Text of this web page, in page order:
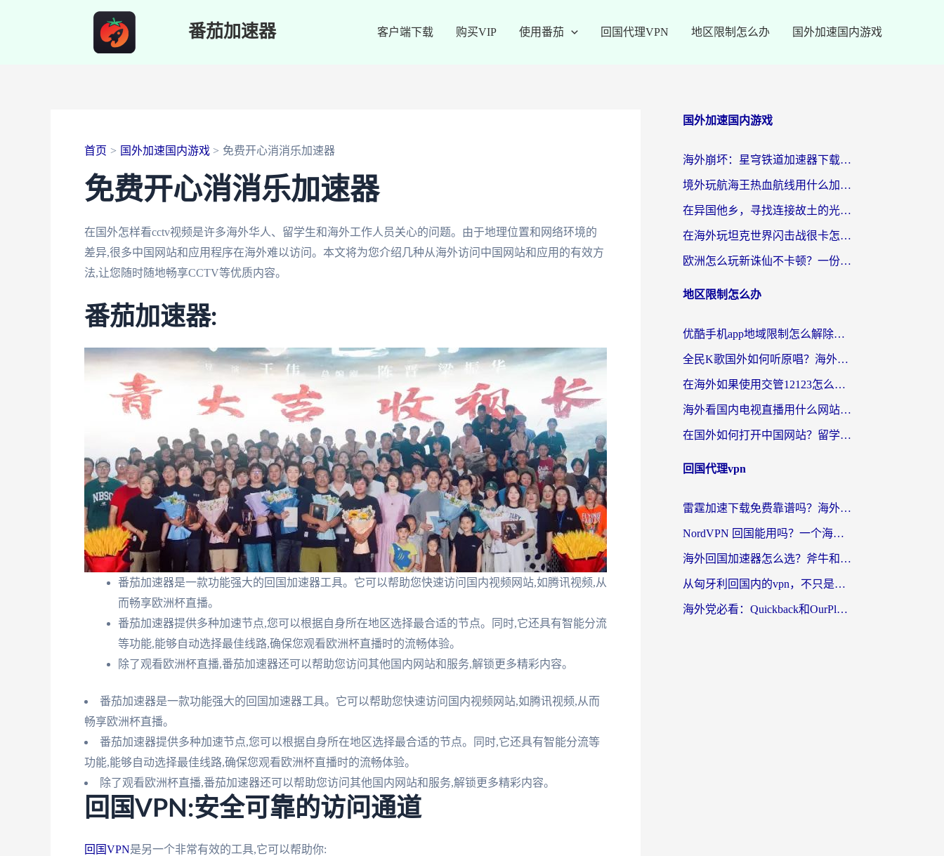
番茄加速器 客户端下载 购买VIP 使用番茄 回国代理VPN 地区限制怎么办 国外加速国内游戏
首页 国外加速国内游戏 免费开心消消乐加速器
免费开心消消乐加速器
在国外怎样看cctv视频是许多海外华人、留学生和海外工作人员关心的问题。由于地理位置和网络环境的
差异,很多中国网站和应用程序在海外难以访问。本文将为您介绍几种从海外访问中国网站和应用的有效方
法,让您随时随地畅享CCTV等优质内容。
番茄加速器:
番茄加速器是一款功能强大的回国加速器工具。它可以帮助您快速访问国内视频网站,如腾讯视频,从
而畅享欧洲杯直播。
番茄加速器提供多种加速节点,您可以根据自身所在地区选择最合适的节点。同时,它还具有智能分流
等功能,能够自动选择最佳线路,确保您观看欧洲杯直播时的流畅体验。
除了观看欧洲杯直播,番茄加速器还可以帮助您访问其他国内网站和服务,解锁更多精彩内容。
番茄加速器是一款功能强大的回国加速器工具。它可以帮助您快速访问国内视频网站,如腾讯视频,从而
畅享欧洲杯直播。
番茄加速器提供多种加速节点,您可以根据自身所在地区选择最合适的节点。同时,它还具有智能分流等
功能,能够自动选择最佳线路,确保您观看欧洲杯直播时的流畅体验。
除了观看欧洲杯直播,番茄加速器还可以帮助您访问其他国内网站和服务,解锁更多精彩内容。
回国VPN:安全可靠的访问通道
回国VPN是另一个非常有效的工具,它可以帮助你:
国外加速国内游戏
海外崩坏：星穹铁道加速器下载安装：一份给游子的终极网络指南
境外玩航海王热血航线用什么加速器？2026海外玩家实测最优方案（附欧洲问道堡垒前线加速技巧）
在异国他乡，寻找连接故土的光明大陆免费加速器
在海外玩坦克世界闪击战很卡怎么办？老玩家亲测有效的加速器选择指南
欧洲怎么玩新诛仙不卡顿？一份给海外游子的国服游戏畅玩指南
地区限制怎么办
优酷手机app地域限制怎么解除？海外党亲测有效的追剧方案
全民K歌国外如何听原唱？海外党亲测有效的回国加速器选择指南
在海外如果使用交管12123怎么处理？留学生亲测有效的回国加速方案
海外看国内电视直播用什么网站比较好？一篇解决你所有追剧难题的实用指南
在国外如何打开中国网站？留学生与海外华人的无缝访问指南
回国代理vpn
雷霆加速下载免费靠谱吗？海外党选回国加速器的避坑指南（附热门工具对比）
NordVPN 回国能用吗？一个海外用户必须面对的真实困境
海外回国加速器怎么选？斧牛和海龟哪个好？一篇帮你避开坑的实用指南
从匈牙利回国内的vpn，不只是为了刷剧那么简单
海外党必看：Quickback和OurPlay好用吗？3分钟选对回国加速器，无缝刷剧玩游戏